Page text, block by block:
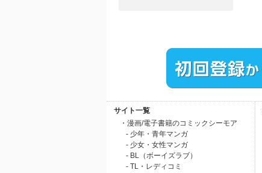
サイト一覧
・漫画/電子書籍のコミックシーモア
- 少年・青年マンガ
- 少女・女性マンガ
- BL（ボーイズラブ）
- TL・レディコミ